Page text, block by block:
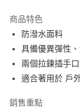
7-11取貨(快速到店)
每筆NT$100，滿
宅配-本島
每筆NT$100，滿
商品特色
防潑水面料
具備優異彈性
兩個拉鍊插手
適合著用於 戶
銷售重點